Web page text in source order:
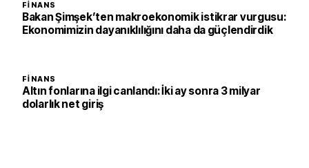
FINANS
Bakan Şimşek’ten makroekonomik istikrar vurgusu:
Ekonomimizin dayanıklılığını daha da güçlendirdik
FINANS
Altın fonlarına ilgi canlandı: İki ay sonra 3 milyar
dolarlık net giriş